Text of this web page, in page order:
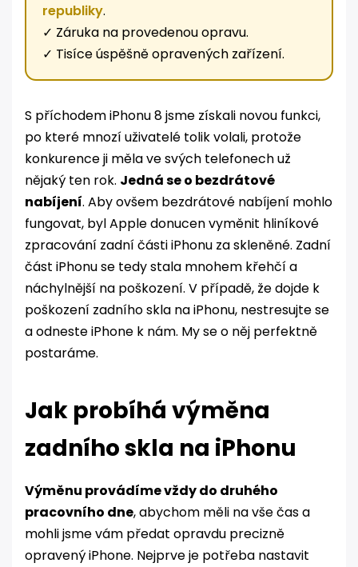
republiky.
✓ Záruka na provedenou opravu.
✓ Tisíce úspěšně opravených zařízení.
S příchodem iPhonu 8 jsme získali novou funkci,
po které mnozí uživatelé tolik volali, protože
konkurence ji měla ve svých telefonech už
nějaký ten rok. Jedná se o bezdrátové
nabíjení. Aby ovšem bezdrátové nabíjení mohlo
fungovat, byl Apple donucen vyměnit hliníkové
zpracování zadní části iPhonu za skleněné. Zadní
část iPhonu se tedy stala mnohem křehčí a
náchylnější na poškození. V případě, že dojde k
poškození zadního skla na iPhonu, nestresujte se
a odneste iPhone k nám. My se o něj perfektně
postaráme.
Jak probíhá výměna
zadního skla na iPhonu
Výměnu provádíme vždy do druhého
pracovního dne, abychom měli na vše čas a
mohli jsme vám předat opravdu precizně
opravený iPhone. Nejprve je potřeba nastavit